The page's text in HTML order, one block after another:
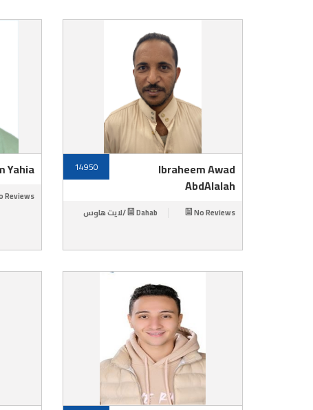
Ibraheem Awad
AbdAlalah
14950
No Reviews Dahab /لايت هاوس
Yahia
Reviews